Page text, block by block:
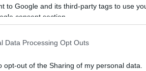
to Google and its third-party tags to use
consent section.
Data Processing Opt Outs
opt-out of the Sharing of my personal data.
ότι εξακολουθεί να
Ριβς και «πάντα λέμε
στο μήνυμα. Όπως για